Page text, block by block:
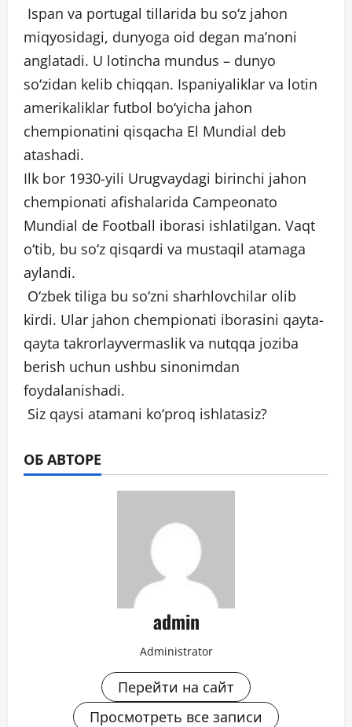
Ispan va portugal tillarida bu soʻz jahon
miqyosidagi, dunyoga oid degan maʼnoni
anglatadi. U lotincha mundus – dunyo
soʻzidan kelib chiqqan. Ispaniyaliklar va lotin
amerikaliklar futbol boʻyicha jahon
chempionatini qisqacha El Mundial deb
atashadi.
Ilk bor 1930-yili Urugvaydagi birinchi jahon
chempionati afishalarida Campeonato
Mundial de Football iborasi ishlatilgan. Vaqt
oʻtib, bu soʻz qisqardi va mustaqil atamaga
aylandi.
Oʻzbek tiliga bu soʻzni sharhlovchilar olib
kirdi. Ular jahon chempionati iborasini qayta-
qayta takrorlayvermaslik va nutqqa joziba
berish uchun ushbu sinonimdan
foydalanishadi.
Siz qaysi atamani koʻproq ishlatasiz?
ОБ АВТОРЕ
admin
Administrator
Перейти на сайт
Просмотреть все записи